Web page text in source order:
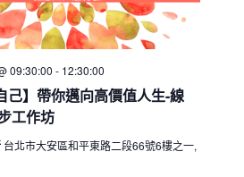
己】帶你邁向高價值人生-線
工作坊
09:30:00 - 12:30:00
台北市大安區和平東路二段66號6樓之一,